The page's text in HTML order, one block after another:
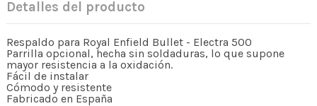
Detalles del producto
Respaldo para Royal Enfield Bullet - Electra 500
Parrilla opcional, hecha sin soldaduras, lo que supone
mayor resistencia a la oxidación.
Fácil de instalar
Cómodo y resistente
Fabricado en España